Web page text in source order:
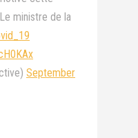
ministre de la
September